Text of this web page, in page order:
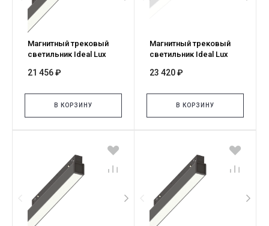
Магнитный трековый
светильник Ideal Lux
OFF NE 322070
21 456 ₽
В КОРЗИНУ
Магнитный трековый
светильник Ideal Lux
10V BI 303833
23 420 ₽
В КОРЗИНУ